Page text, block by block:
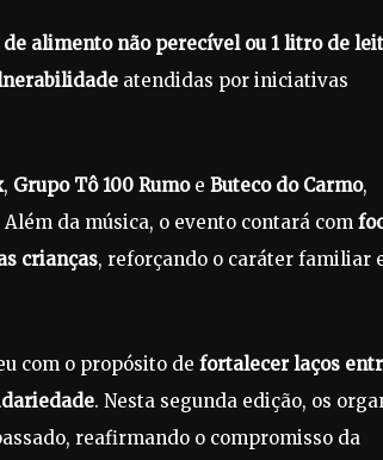
de alimento não perecível ou 1 litro de
atendidas por iniciativas
, Grupo Tô 100 Rumoe Buteco do Carmo,
da música, o evento contará com
crianças, reforçando o caráter familiar
com o propósito de fortalecer laços
. Nesta segunda edição, os
reafirmando o compromisso da